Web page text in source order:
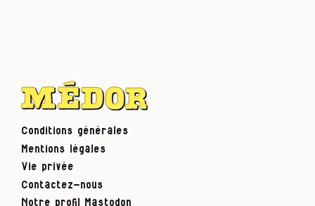
Conditions générales
Mentions légales
Vie privée
Contactez-nous
Notre profil Mastodon